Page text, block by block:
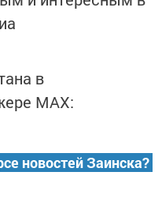
в
MАХ:
новостей Заинска?